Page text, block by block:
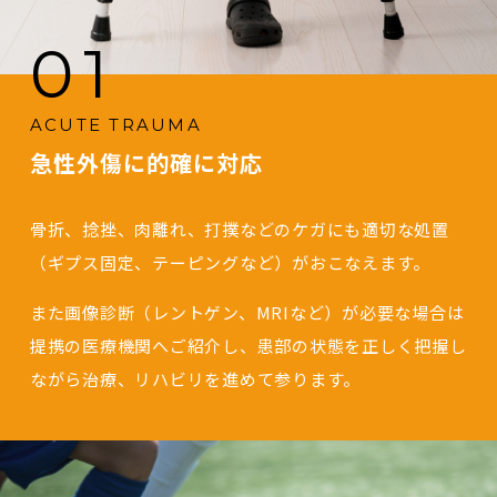
01
ACUTE TRAUMA
急性外傷に的確に対応
骨折、捻挫、肉離れ、打撲などのケガにも適切な処置
（ギプス固定、テーピングなど）がおこなえます。
また画像診断（レントゲン、MRIなど）が必要な場合は
提携の医療機関へご紹介し、患部の状態を正しく把握し
ながら治療、リハビリを進めて参ります。